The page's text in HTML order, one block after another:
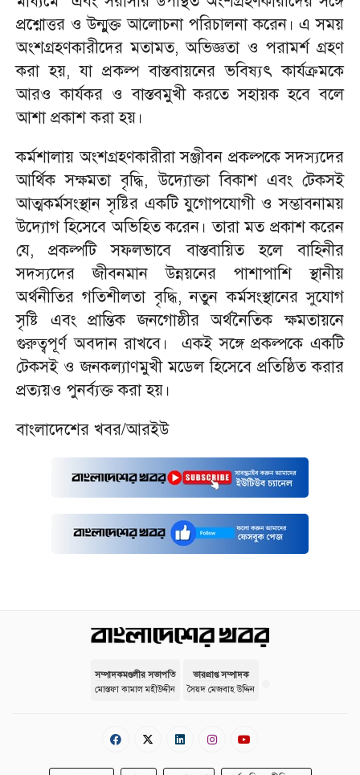
প্রশ্নোত্তর ও উন্মুক্ত আলোচনা পরিচালনা করেন। এ সময়
অংশগ্রহণকারীদের মতামত, অভিজ্ঞতা ও পরামর্শ গ্রহণ
করা হয়, যা প্রকল্প বাস্তবায়নের ভবিষ্যৎ কার্যক্রমকে
আরও কার্যকর ও বাস্তবমুখী করতে সহায়ক হবে বলে
আশা প্রকাশ করা হয়।
কর্মশালায় অংশগ্রহণকারীরা সঞ্জীবন প্রকল্পকে সদস্যদের
আর্থিক সক্ষমতা বৃদ্ধি, উদ্যোক্তা বিকাশ এবং টেকসই
আত্মকর্মসংস্থান সৃষ্টির একটি যুগোপযোগী ও সম্ভাবনাময়
উদ্যোগ হিসেবে অভিহিত করেন। তারা মত প্রকাশ করেন
যে, প্রকল্পটি সফলভাবে বাস্তবায়িত হলে বাহিনীর
সদস্যদের জীবনমান উন্নয়নের পাশাপাশি স্থানীয়
অর্থনীতির গতিশীলতা বৃদ্ধি, নতুন কর্মসংস্থানের সুযোগ
সৃষ্টি এবং প্রান্তিক জনগোষ্ঠীর অর্থনৈতিক ক্ষমতায়নে
গুরুত্বপূর্ণ অবদান রাখবে। একই সঙ্গে প্রকল্পকে একটি
টেকসই ও জনকল্যাণমুখী মডেল হিসেবে প্রতিষ্ঠিত করার
প্রত্যয়ও পুনর্ব্যক্ত করা হয়।
বাংলাদেশের খবর/আরইউ
সম্পাদকমণ্ডলীর সভাপতি
মোস্তফা কামাল মহীউদ্দীন
ভারপ্রাপ্ত সম্পাদক
সৈয়দ মেজবাহ উদ্দিন